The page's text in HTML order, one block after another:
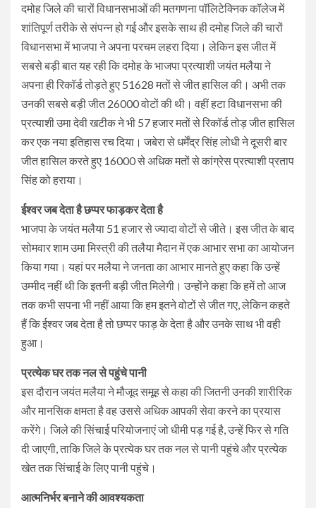
दमोह जिले की चारों विधानसभाओं की मतगणना पॉलिटेक्निक कॉलेज में
शांतिपूर्ण तरीके से संपन्न हो गई और इसके साथ ही दमोह जिले की चारों
विधानसभा में भाजपा ने अपना परचम लहरा दिया। लेकिन इस जीत में
सबसे बड़ी बात यह रही कि दमोह के भाजपा प्रत्याशी जयंत मलैया ने
अपना ही रिकॉर्ड तोड़ते हुए 51628 मतों से जीत हासिल की। अभी तक
उनकी सबसे बड़ी जीत 26000 वोटों की थी। वहीं हटा विधानसभा की
प्रत्याशी उमा देवी खटीक ने भी 57 हजार मतों से रिकॉर्ड तोड़ जीत हासिल
कर एक नया इतिहास रच दिया। जबेरा से धर्मेंद्र सिंह लोधी ने दूसरी बार
जीत हासिल करते हुए 16000 से अधिक मतों से कांग्रेस प्रत्याशी प्रताप
सिंह को हराया।
ईश्वर जब देता है छप्पर फाड़कर देता है
भाजपा के जयंत मलैया 51 हजार से ज्यादा वोटों से जीते। इस जीत के बाद
सोमवार शाम उमा मिस्त्री की तलैया मैदान में एक आभार सभा का आयोजन
किया गया। यहां पर मलैया ने जनता का आभार मानते हुए कहा कि उन्हें
उम्मीद नहीं थी कि इतनी बड़ी जीत मिलेगी। उन्होंने कहा कि हमें तो आज
तक कभी सपना भी नहीं आया कि हम इतने वोटों से जीत गए, लेकिन कहते
हैं कि ईश्वर जब देता है तो छप्पर फाड़ के देता है और उनके साथ भी वही
हुआ।
प्रत्येक घर तक नल से पहुंचे पानी
इस दौरान जयंत मलैया ने मौजूद समूह से कहा की जितनी उनकी शारीरिक
और मानसिक क्षमता है वह उससे अधिक आपकी सेवा करने का प्रयास
करेंगे। जिले की सिंचाई परियोजनाएं जो धीमी पड़ गई है, उन्हें फिर से गति
दी जाएगी, ताकि जिले के प्रत्येक घर तक नल से पानी पहुंचे और प्रत्येक
खेत तक सिंचाई के लिए पानी पहुंचे।
आत्मनिर्भर बनाने की आवश्यकता